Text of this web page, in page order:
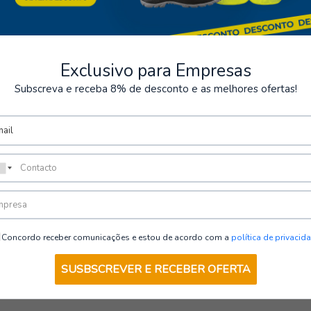
EN ISO 20345:2022
de base
également être
Exclusivo para Empresas
Subscreva e receba 8% de desconto e as melhores ofertas!
Concordo receber comunicações e estou de acordo com a política de
SUSBSCREVER E RECEBER OFERTA